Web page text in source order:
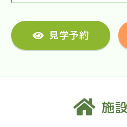
見学予約
施